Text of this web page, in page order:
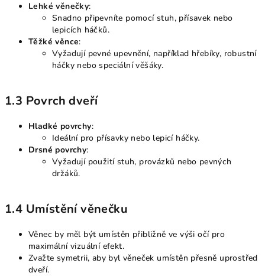
Lehké věnečky:
Snadno připevníte pomocí stuh, přísavek nebo
lepicích háčků.
Těžké věnce:
Vyžadují pevné upevnění, například hřebíky, robustní
háčky nebo speciální věšáky.
1.3 Povrch dveří
Hladké povrchy:
Ideální pro přísavky nebo lepicí háčky.
Drsné povrchy:
Vyžadují použití stuh, provázků nebo pevných
držáků.
1.4 Umístění věnečku
Věnec by měl být umístěn přibližně ve výši očí pro
maximální vizuální efekt.
Zvažte symetrii, aby byl věneček umístěn přesně uprostřed
dveří.